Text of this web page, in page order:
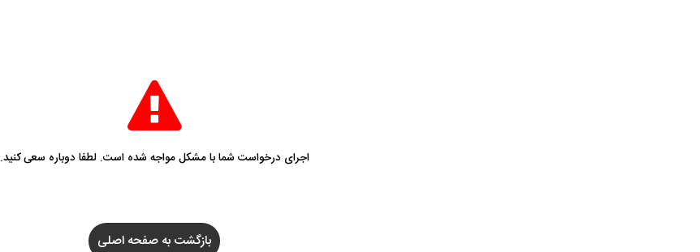
اجرای درخواست شما با مشکل مواجه شده است. لطفا دوباره سعی کنید.
بازگشت به صفحه اصلی